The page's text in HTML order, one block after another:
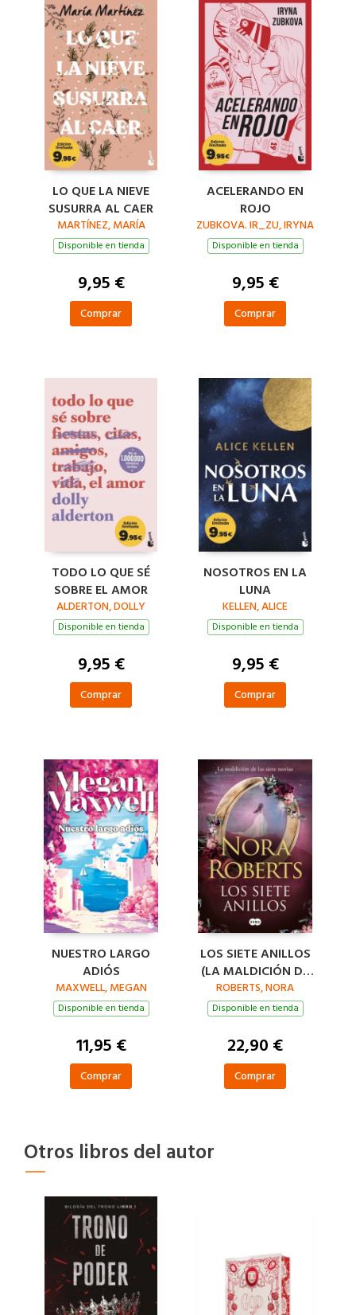
LO QUE LA NIEVE
SUSURRA AL CAER
MARTÍNEZ, MARÍA
Disponible en tienda
9,95 €
Comprar
ACELERANDO EN
ROJO
ZUBKOVA. IR_ZU, IRYNA
Disponible en tienda
9,95 €
Comprar
TODO LO QUE SÉ
SOBRE EL AMOR
ALDERTON, DOLLY
Disponible en tienda
9,95 €
Comprar
NOSOTROS EN LA
LUNA
KELLEN, ALICE
Disponible en tienda
9,95 €
Comprar
NUESTRO LARGO
ADIÓS
MAXWELL, MEGAN
Disponible en tienda
11,95 €
Comprar
LOS SIETE ANILLOS
(LA MALDICIÓN DE
LAS SIETE NOVIAS 3)
ROBERTS, NORA
Disponible en tienda
22,90 €
Comprar
Otros libros del autor